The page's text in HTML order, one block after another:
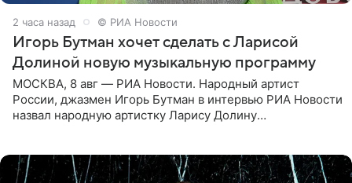
2 часа назад © РИА Новости
Игорь Бутман хочет сделать с Ларисой
Долиной новую музыкальную программу
МОСКВА, 8 авг — РИА Новости. Народный артист
России, джазмен Игорь Бутман в интервью РИА Новости
назвал народную артистку Ларису Долину